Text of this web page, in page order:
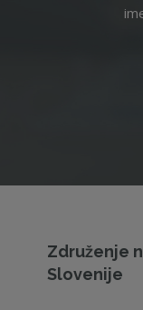
Združenje
Slovenije